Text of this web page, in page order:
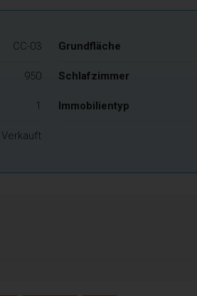
CC-03 Grundfläche
950 Schlafzimmer
1 Immobilientyp
Verkauft